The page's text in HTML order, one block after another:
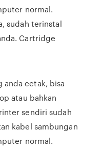
normal.
sudah terinstal
Cartridge
anda cetak, bisa
atau bahkan
sendiri sudah
kabel sambungan
normal.